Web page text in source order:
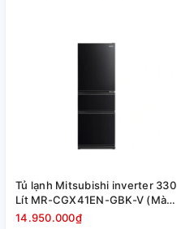
Tủ lạnh Mitsubishi inverter 330
Lít MR-CGX41EN-GBK-V (Màu
đen)
14.950.000₫